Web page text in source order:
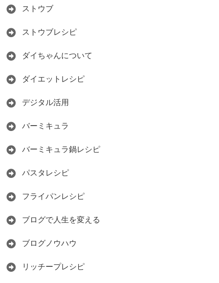
ストウブ
ストウブレシピ
ダイちゃんについて
ダイエットレシピ
デジタル活用
バーミキュラ
バーミキュラ鍋レシピ
パスタレシピ
フライパンレシピ
ブログで人生を変える
ブログノウハウ
リッチープレシピ